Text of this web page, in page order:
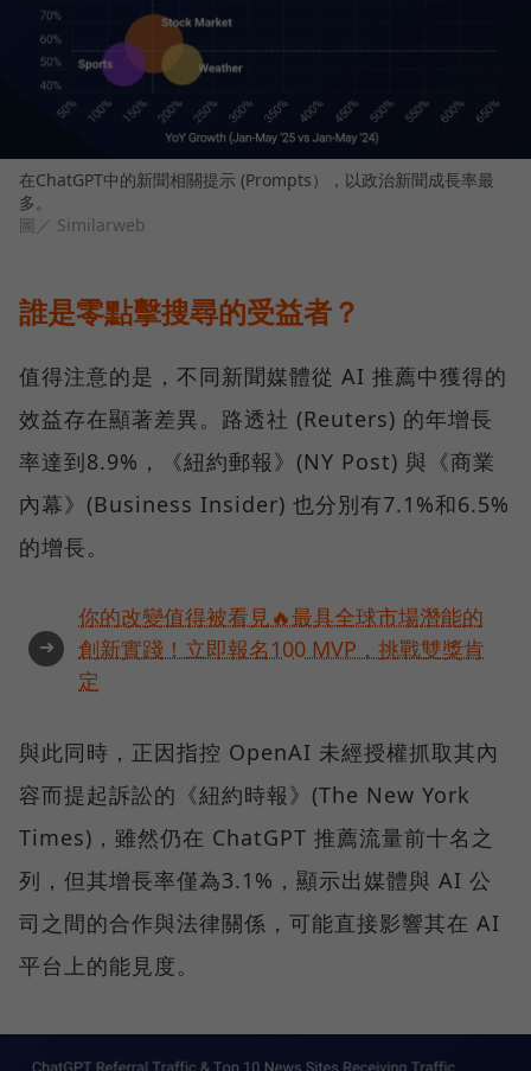
在ChatGPT中的新聞相關提示 (Prompts），以政治新聞成長率最
多。
圖／ Similarweb
誰是零點擊搜尋的受益者？
值得注意的是，不同新聞媒體從 AI 推薦中獲得的
效益存在顯著差異。路透社 (Reuters) 的年增長
率達到8.9%，《紐約郵報》(NY Post) 與《商業
內幕》(Business Insider) 也分別有7.1%和6.5%
的增長。
➜
你的改變值得被看見🔥最具全球市場潛能的
創新實踐！立即報名100 MVP，挑戰雙獎肯
定
與此同時，正因指控 OpenAI 未經授權抓取其內
容而提起訴訟的《紐約時報》(The New York
Times)，雖然仍在 ChatGPT 推薦流量前十名之
列，但其增長率僅為3.1%，顯示出媒體與 AI 公
司之間的合作與法律關係，可能直接影響其在 AI
平台上的能見度。